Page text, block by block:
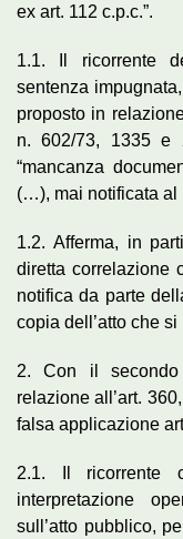
ex art. 112 c.p.c.”.
1.1. Il ricorrente
sentenza
proposto in
n. 602/73, 1335 e
“mancanza
(…), mai notificata al
1.2. Afferma, in
diretta correlazione
notifica da parte
copia dell’atto che
2. Con il
relazione all’art.
falsa applicazione
2.1. Il ricorrente
interpretazione
sull’atto pubblico,